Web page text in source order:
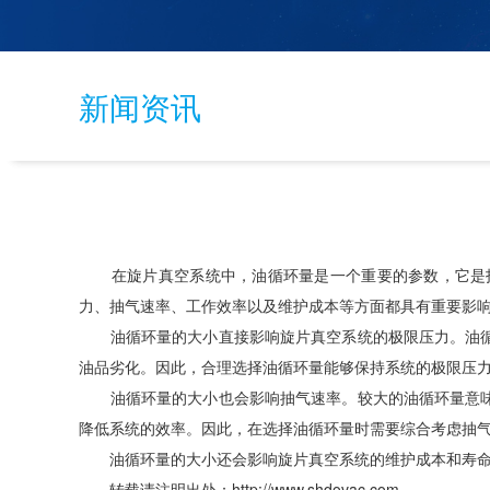
新闻资讯
在旋片真空系统中，油循环量是一个重要的参数，它是
力、抽气速率、工作效率以及维护成本等方面都具有重要影
油循环量的大小直接影响旋片真空系统的极限压力。油
油品劣化。因此，合理选择油循环量能够保持系统的极限压
油循环量的大小也会影响抽气速率。较大的油循环量意
降低系统的效率。因此，在选择油循环量时需要综合考虑抽
油循环量的大小还会影响旋片真空系统的维护成本和寿